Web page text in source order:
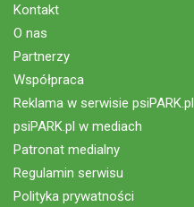
Kontakt
O nas
Partnerzy
Współpraca
Reklama w serwisie psiPARK.pl
psiPARK.pl w mediach
Patronat medialny
Regulamin serwisu
Polityka prywatności